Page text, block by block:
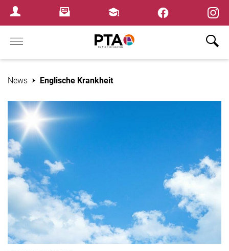
Login MenuNewsletterFortbildungen
Home
News Englische Krankheit
×